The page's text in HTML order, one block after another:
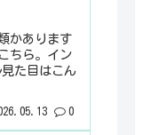
かあります
ちら。イン
た目はこん
0